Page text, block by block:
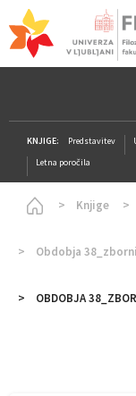
KNJIGE: Predstavitev
Letna poročila
Homepage
Knjige
Obdobja
OBDOBJA